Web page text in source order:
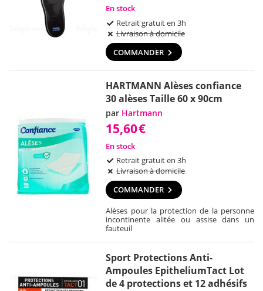
En stock
Retrait gratuit en 3h
Livraison à domicile
COMMANDER
HARTMANN Alèses confiance
30 alèses Taille 60 x 90cm
par Hartmann
15,60€
En stock
Retrait gratuit en 3h
Livraison à domicile
COMMANDER
Alèses pour la protection de la personne
incontinente alitée ou assise dans un
fauteuil
Sport Protections Anti-
Ampoules EpitheliumTact Lot
de 4 protections et 12 adhésifs